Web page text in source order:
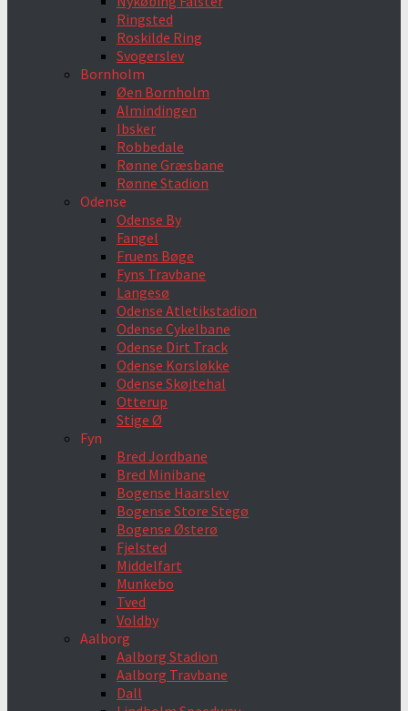
Ringsted
Roskilde Ring
Svogerslev
Bornholm
Øen Bornholm
Almindingen
Ibsker
Robbedale
Rønne Græsbane
Rønne Stadion
Odense
Odense By
Fangel
Fruens Bøge
Fyns Travbane
Langesø
Odense Atletikstadion
Odense Cykelbane
Odense Dirt Track
Odense Korsløkke
Odense Skøjtehal
Otterup
Stige Ø
Fyn
Bred Jordbane
Bred Minibane
Bogense Haarslev
Bogense Store Stegø
Bogense Østerø
Fjelsted
Middelfart
Munkebo
Tved
Voldby
Aalborg
Aalborg Stadion
Aalborg Travbane
Dall